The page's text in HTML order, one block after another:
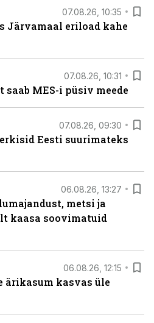
07.08.26, 10:35
Järvamaal eriload kahe
07.08.26, 10:31
saab MES-i püsiv meede
07.08.26, 09:30
Eesti suurimateks
06.08.26, 13:27
metsi ja
kaasa soovimatuid
06.08.26, 12:15
ärikasum kasvas üle